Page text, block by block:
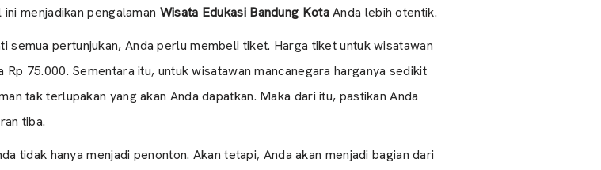
menjadikan pengalaman Wisata Edukasi Bandung KotaAnda lebih otentik.
semua pertunjukan, Anda perlu membeli tiket. Harga tiket untuk wisatawan
75.000. Sementara itu, untuk wisatawan mancanegara harganya sedikit
tak terlupakan yang akan Anda dapatkan. Maka dari itu, pastikan Anda
tiba.
tidak hanya menjadi penonton. Akan tetapi, Anda akan menjadi bagian dari